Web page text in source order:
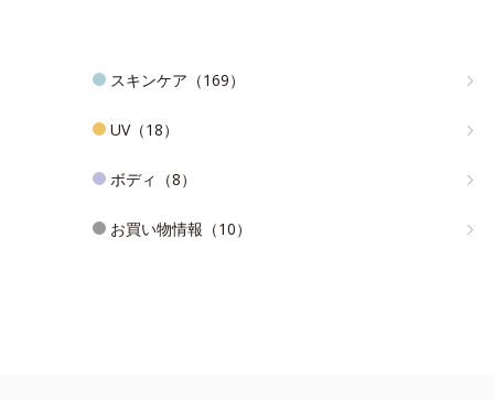
スキンケア（169）
UV（18）
ボディ（8）
お買い物情報（10）